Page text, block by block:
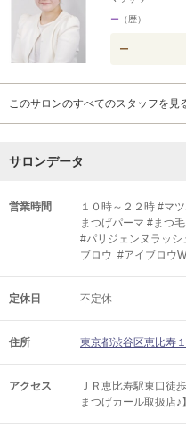
ー （歴）
ー
このサロンのすべてのスタッフを見
サロンデータ
営業時間
１０時～２２時 #マ
まつげパーマ #まつ
#パリジェンヌラッ
ブロウ #アイブロウ
定休日 不定休
住所 東京都渋谷区恵比寿
アクセス
ＪＲ恵比寿駅東口徒
まつげカール取扱店♪】